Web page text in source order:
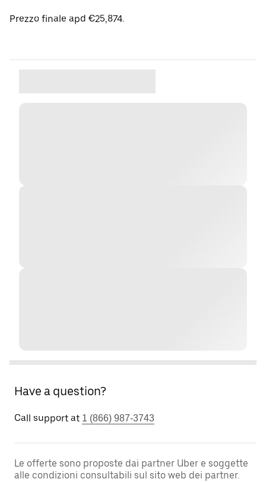
Prezzo finale apd €25,874.
Have a question?
Call support at 1 (866) 987-3743
Le offerte sono proposte dai partner Uber e soggette
alle condizioni consultabili sul sito web dei partner.